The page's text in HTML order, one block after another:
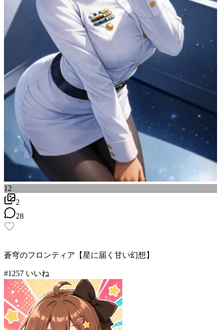
12
2
28
蒼穹のフロンティア【星に届く甘い幻想】
#1257 いいね